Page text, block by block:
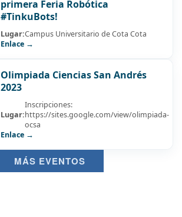
primera Feria Robótica
#TinkuBots!
Lugar:Campus Universitario de Cota Cota
Enlace →
Olimpiada Ciencias San Andrés
2023
Lugar:
Inscripciones:
https://sites.google.com/view/olimpiada-
ocsa
Enlace →
MÁS EVENTOS